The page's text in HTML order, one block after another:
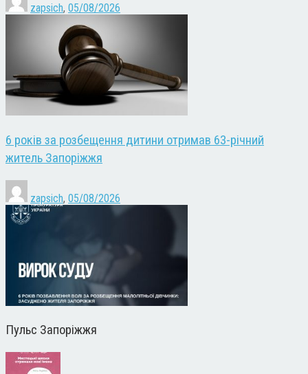
zapsich, 05/08/2026
6 років за розбещення дитини отримав 63-річний
житель Запоріжжя
zapsich, 05/08/2026
Пульс Запоріжжя